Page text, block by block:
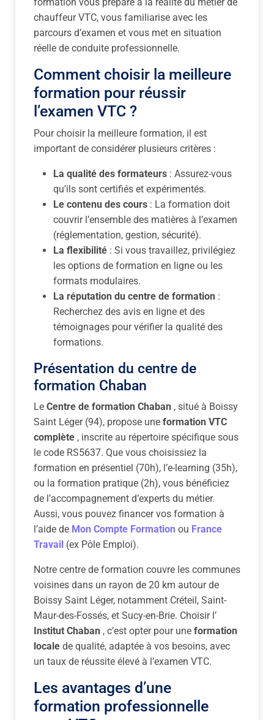
chauffeur VTC, vous familiarise avec les
parcours d’examen et vous met en situation
réelle de conduite professionnelle.
Comment choisir la meilleure
formation pour réussir
l’examen VTC ?
Pour choisir la meilleure formation, il est
important de considérer plusieurs critères :
La qualité des formateurs : Assurez-vous
qu’ils sont certifiés et expérimentés.
Le contenu des cours : La formation doit
couvrir l’ensemble des matières à l’examen
(réglementation, gestion, sécurité).
La flexibilité : Si vous travaillez, privilégiez
les options de formation en ligne ou les
formats modulaires.
La réputation du centre de formation :
Recherchez des avis en ligne et des
témoignages pour vérifier la qualité des
formations.
Présentation du centre de
formation Chaban
Le Centre de formation Chaban , situé à Boissy
Saint Léger (94), propose une formation VTC
complète , inscrite au répertoire spécifique sous
le code RS5637. Que vous choisissiez la
formation en présentiel (70h), l’e-learning (35h),
ou la formation pratique (2h), vous bénéficiez
de l’accompagnement d’experts du métier.
Aussi, vous pouvez financer vos formation à
l’aide de Mon Compte Formation ou France
Travail (ex Pôle Emploi).
Notre centre de formation couvre les communes
voisines dans un rayon de 20 km autour de
Boissy Saint Léger, notamment Créteil, Saint-
Maur-des-Fossés, et Sucy-en-Brie. Choisir l’
Institut Chaban , c’est opter pour une formation
locale de qualité, adaptée à vos besoins, avec
un taux de réussite élevé à l’examen VTC.
Les avantages d’une
formation professionnelle